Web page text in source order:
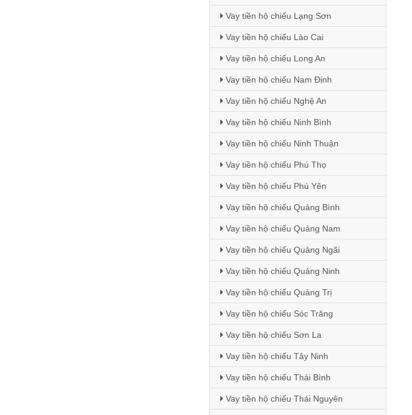
Vay tiền hộ chiếu Lạng Sơn
Vay tiền hộ chiếu Lào Cai
Vay tiền hộ chiếu Long An
Vay tiền hộ chiếu Nam Định
Vay tiền hộ chiếu Nghệ An
Vay tiền hộ chiếu Ninh Bình
Vay tiền hộ chiếu Ninh Thuận
Vay tiền hộ chiếu Phú Thọ
Vay tiền hộ chiếu Phú Yên
Vay tiền hộ chiếu Quảng Bình
Vay tiền hộ chiếu Quảng Nam
Vay tiền hộ chiếu Quảng Ngãi
Vay tiền hộ chiếu Quảng Ninh
Vay tiền hộ chiếu Quảng Trị
Vay tiền hộ chiếu Sóc Trăng
Vay tiền hộ chiếu Sơn La
Vay tiền hộ chiếu Tây Ninh
Vay tiền hộ chiếu Thái Bình
Vay tiền hộ chiếu Thái Nguyên